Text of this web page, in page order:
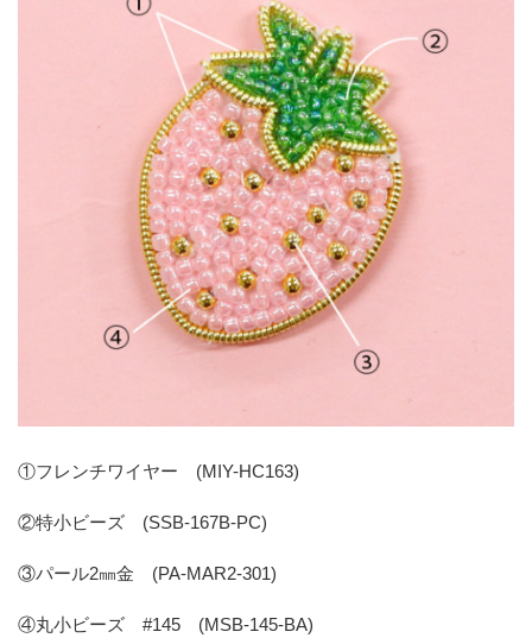
①フレンチワイヤー (MIY-HC163)
②特小ビーズ (SSB-167B-PC)
③パール2㎜金 (PA-MAR2-301)
④丸小ビーズ #145 (MSB-145-BA)